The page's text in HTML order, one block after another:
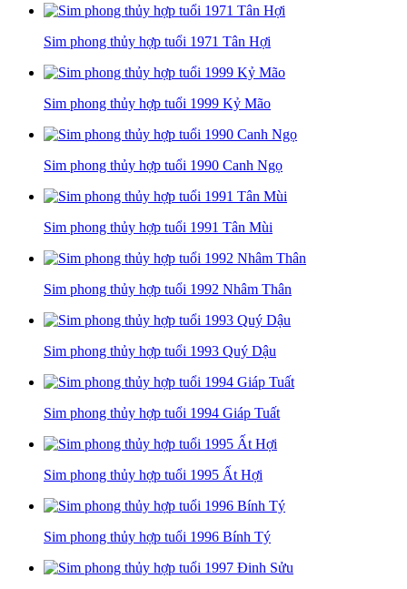
Sim phong thủy hợp tuổi 1971 Tân Hợi
Sim phong thủy hợp tuổi 1999 Kỷ Mão
Sim phong thủy hợp tuổi 1990 Canh Ngọ
Sim phong thủy hợp tuổi 1991 Tân Mùi
Sim phong thủy hợp tuổi 1992 Nhâm Thân
Sim phong thủy hợp tuổi 1993 Quý Dậu
Sim phong thủy hợp tuổi 1994 Giáp Tuất
Sim phong thủy hợp tuổi 1995 Ất Hợi
Sim phong thủy hợp tuổi 1996 Bính Tý